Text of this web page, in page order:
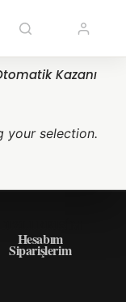
Kazanı
your selection.
Hesabım
Siparişlerim